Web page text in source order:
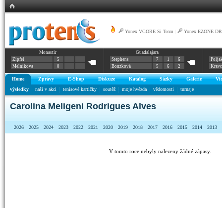
Yonex VCORE Si Team Yonex EZONE
Monastir
Zipfel
5
Melnikova
0
Guadalajara
Stephens
7 1
6
Bouzková
5 6 2
Home Zprávy E-Shop Diskuze Katalog Sázky Galerie
výsledky
naši v akci tenisové kartičky soutěž moje hvězda vědomosti turnaje
Carolina Meligeni Rodrigues Alves
2026 2025 2024 2023 2022 2021 2020 2019 2018 2017 2016 2015 2014 2013
V tomto roce nebyly nalezeny žádné zápasy.